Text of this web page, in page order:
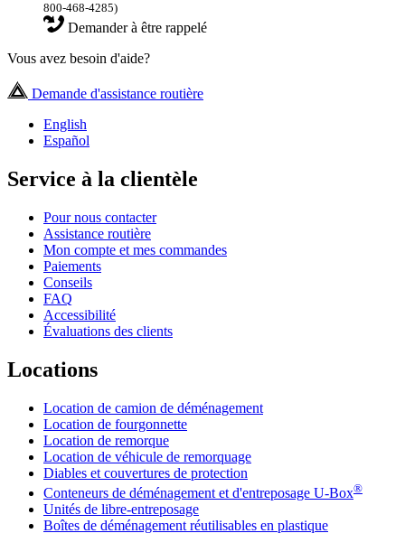
800-468-4285)
Demander à être rappelé
Vous avez besoin d'aide?
Demande d'assistance routière
English
Español
Service à la clientèle
Pour nous contacter
Assistance routière
Mon compte et mes commandes
Paiements
Conseils
FAQ
Accessibilité
Évaluations des clients
Locations
Location de camion de déménagement
Location de fourgonnette
Location de remorque
Location de véhicule de remorquage
Diables et couvertures de protection
Conteneurs de déménagement et d'entreposage U-Box®
Unités de libre-entreposage
Boîtes de déménagement réutilisables en plastique